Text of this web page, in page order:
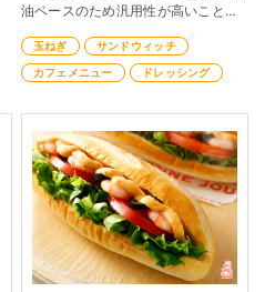
油ベースのため汎用性が高いことが
玉ねぎ
サンドウィッチ
カフェメニュー
ドレッシング